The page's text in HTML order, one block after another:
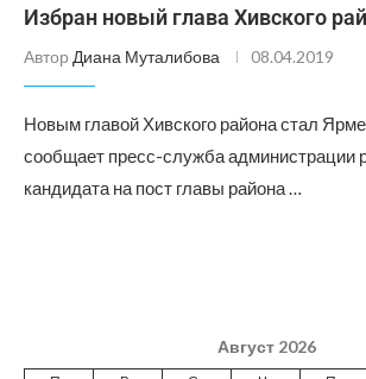
Избран новый глава Хивского
Автор Диана Муталибова 08.04.2019
Новым главой Хивского района стал
сообщает пресс-служба администрации
кандидата на пост главы района …
Август 2026